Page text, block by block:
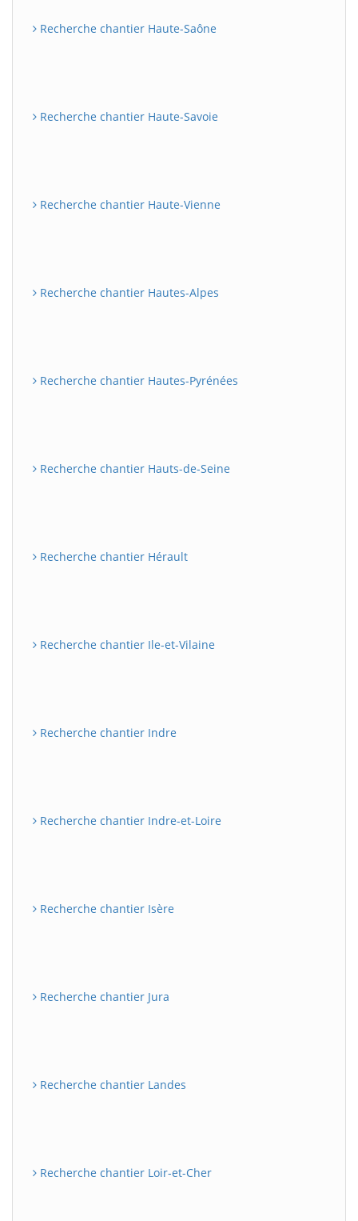
Recherche chantier Haute-Saône
Recherche chantier Haute-Savoie
Recherche chantier Haute-Vienne
Recherche chantier Hautes-Alpes
Recherche chantier Hautes-Pyrénées
Recherche chantier Hauts-de-Seine
Recherche chantier Hérault
Recherche chantier Ile-et-Vilaine
Recherche chantier Indre
Recherche chantier Indre-et-Loire
Recherche chantier Isère
Recherche chantier Jura
Recherche chantier Landes
Recherche chantier Loir-et-Cher